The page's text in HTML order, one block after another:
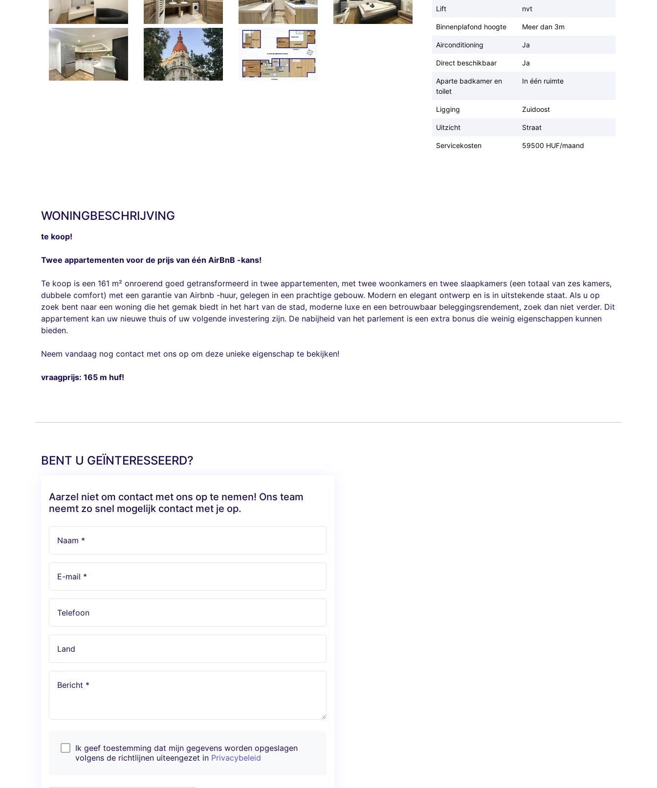
Lift nvt
Binnenplafond hoogte Meer dan 3m
Airconditioning Ja
Direct beschikbaar Ja
Aparte badkamer en
toilet
In één ruimte
Ligging Zuidoost
Uitzicht Straat
Servicekosten 59500 HUF/maand
WONINGBESCHRIJVING
te koop!
Twee appartementen voor de prijs van één AirBnB -kans!
Te koop is een 161 m² onroerend goed getransformeerd in twee appartementen, met twee woonkamers en twee slaapkamers (een totaal van zes kamers,
dubbele comfort) met een garantie van Airbnb -huur, gelegen in een prachtige gebouw. Modern en elegant ontwerp en is in uitstekende staat. Als u op
zoek bent naar een woning die het gemak biedt in het hart van de stad, moderne luxe en een betrouwbaar beleggingsrendement, zoek dan niet verder. Dit
appartement kan uw nieuwe thuis of uw volgende investering zijn. De nabijheid van het parlement is een extra bonus die weinig eigenschappen kunnen
bieden.
Neem vandaag nog contact met ons op om deze unieke eigenschap te bekijken!
vraagprijs: 165 m huf!
BENT U GEÏNTERESSEERD?
Aarzel niet om contact met ons op te nemen! Ons team
neemt zo snel mogelijk contact met je op.
Naam *
E-mail *
Telefoon
Land
Bericht *
Ik geef toestemming dat mijn gegevens worden opgeslagen
volgens de richtlijnen uiteengezet in Privacybeleid